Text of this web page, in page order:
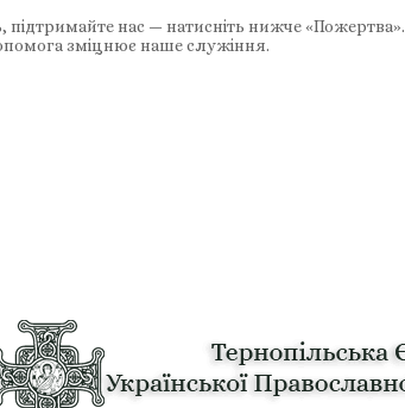
нас — натисніть нижче «Пожертва».
зміцнює наше служіння.